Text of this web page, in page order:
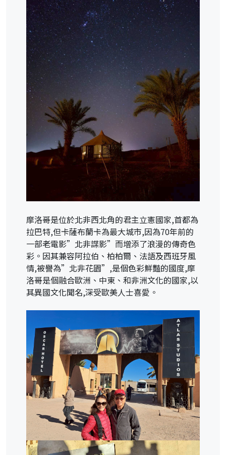
摩洛哥是位於北非西北角的君主立憲國家,首都為
拉巴特,但卡薩布蘭卡為最大城市,因為70年前的
一部老電影”北非諜影”而增添了浪漫的傳奇色
彩。因其兼容阿拉伯、柏柏爾、法語及西班牙風
情,被譽為”北非花園”,是個色彩鮮豔的國度,摩
洛哥是個融合歐洲、中東、和非洲文化的國家,以
其異國文化聞名,深受歐美人士喜愛。